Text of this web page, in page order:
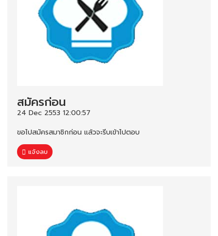
สมัครก่อน
24 Dec 2553 12:00:57
ขอไปสมัครสมาชิกก่อน แล้วจะรีบเข้าไปตอบ
แจ้งลบ